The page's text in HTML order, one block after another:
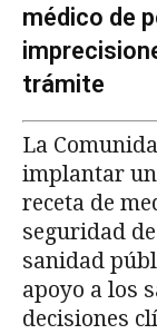
médico de
trámite
La
implantar
receta de
seguridad
sanidad
apoyo a los
decisiones